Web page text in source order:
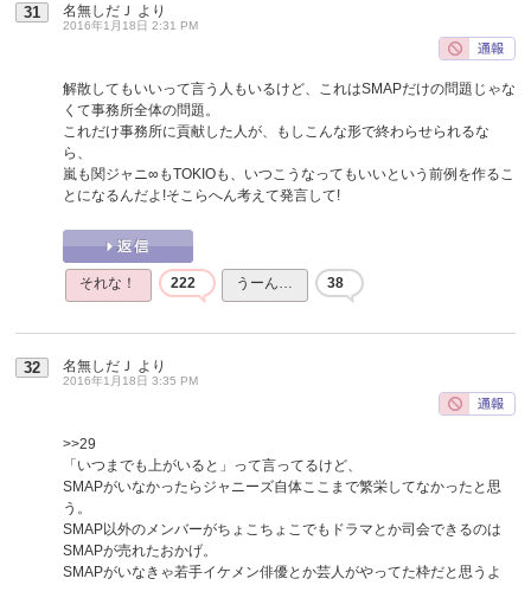
31 名無しだＪ より
2016年1月18日 2:31 PM
解散してもいいって言う人もいるけど、これはSMAPだけの問題じゃな
くて事務所全体の問題。
これだけ事務所に貢献した人が、もしこんな形で終わらせられるな
ら、
嵐も関ジャニ∞もTOKIOも、いつこうなってもいいという前例を作るこ
とになるんだよ!そこらへん考えて発言して!
それな！ 222 うーん… 38
32 名無しだＪ より
2016年1月18日 3:35 PM
>>29
「いつまでも上がいると」って言ってるけど、
SMAPがいなかったらジャニーズ自体ここまで繁栄してなかったと思
う。
SMAP以外のメンバーがちょこちょこでもドラマとか司会できるのは
SMAPが売れたおかげ。
SMAPがいなきゃ若手イケメン俳優とか芸人がやってた枠だと思うよ